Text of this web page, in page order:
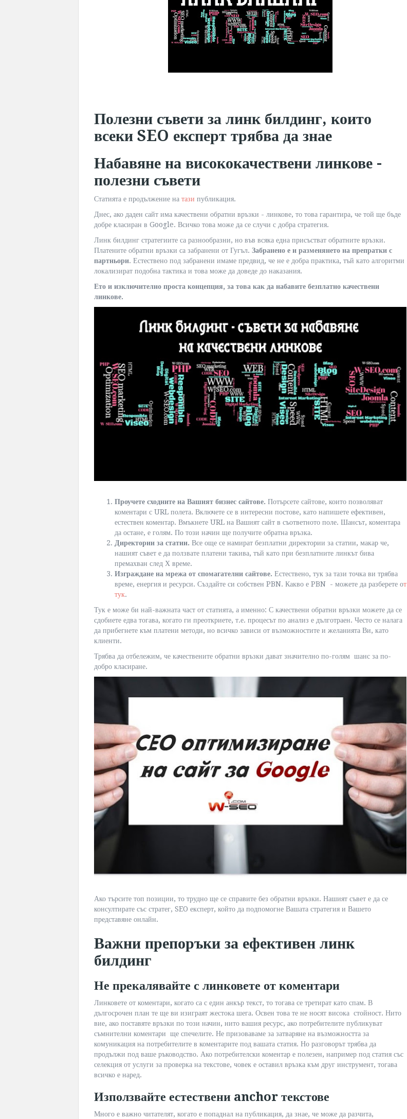
Полезни съвети за линк билдинг, които
всеки SEO експерт трябва да знае
Набавяне на висококачествени линкове -
полезни съвети
Статията е продължение на тази публикация.
Днес, ако даден сайт има качествени обратни връзки - линкове, то това гарантира, че той ще бъде
добре класиран в Google. Всичко това може да се случи с добра стратегия.
Линк билдинг стратегиите са разнообразни, но във всяка една присъстват обратните връзки.
Платените обратни връзки са забранени от Гугъл. Забранено е и разменянето на препратки с
партньори. Естествено под забранени имаме предвид, че не е добра практика, тъй като алгоритми
локализират подобна тактика и това може да доведе до наказания.
Ето и изключително проста концепция, за това как да набавите безплатно качествени
линкове.
Проучете сходните на Вашият бизнес сайтове. Потърсете сайтове, които позволяват
коментари с URL полета. Включете се в интересни постове, като напишете ефективен,
естествен коментар. Вмъкнете URL на Вашият сайт в съответното поле. Шансът, коментара
да остане, е голям. По този начин ще получите обратна връзка.
Директории за статии. Все още се намират безплатни директории за статии, макар че,
нашият съвет е да ползвате платени такива, тъй като при безплатните линкът бива
премахван след Х време.
Изграждане на мрежа от спомагателни сайтове. Естествено, тук за тази точка ви трябва
време, енергия и ресурси. Създайте си собствен PBN. Какво е PBN - можете да разберете от
тук.
Тук е може би най-важната част от статията, а именно: С качествени обратни връзки можете да се
сдобиете едва тогава, когато ги преоткриете, т.е. процесът по анализ е дълготраен. Често се налага
да прибегнете към платени методи, но всичко зависи от възможностите и желанията Ви, като
клиенти.
Трябва да отбележим, че качествените обратни връзки дават значително по-голям шанс за по-
добро класиране.
Ако търсите топ позиции, то трудно ще се справите без обратни връзки. Нашият съвет е да се
консултирате със стратег, SEO експерт, който да подпомогне Вашата стратегия и Вашето
представяне онлайн.
Важни препоръки за ефективен линк
билдинг
Не прекалявайте с линковете от коментари
Линковете от коментари, когато са с един анкър текст, то тогава се третират като спам. В
дългосрочен план те ще ви изиграят жестока шега. Освен това те не носят висока стойност. Нито
вие, ако поставяте връзки по този начин, нито вашия ресурс, ако потребителите публикуват
съмнителни коментари ще спечелите. Не призоваваме за затваряне на възможността за
комуникация на потребителите в коментарите под вашата статия. Но разговорът трябва да
продължи под ваше ръководство. Ако потребителски коментар е полезен, например под статия със
селекция от услуги за проверка на текстове, човек е оставил връзка към друг инструмент, тогава
всичко е наред.
Използвайте естествени anchor текстове
Много е важно читателят, когато е попаднал на публикация, да знае, че може да разчита,